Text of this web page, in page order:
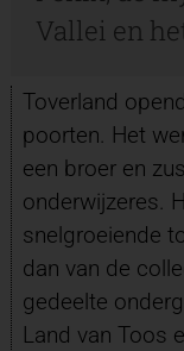
Vallei en
Toverland
poorten. Het
een broer en
onderwijzeres.
snelgroeiende
dan van de
gedeelte
Land van Toos